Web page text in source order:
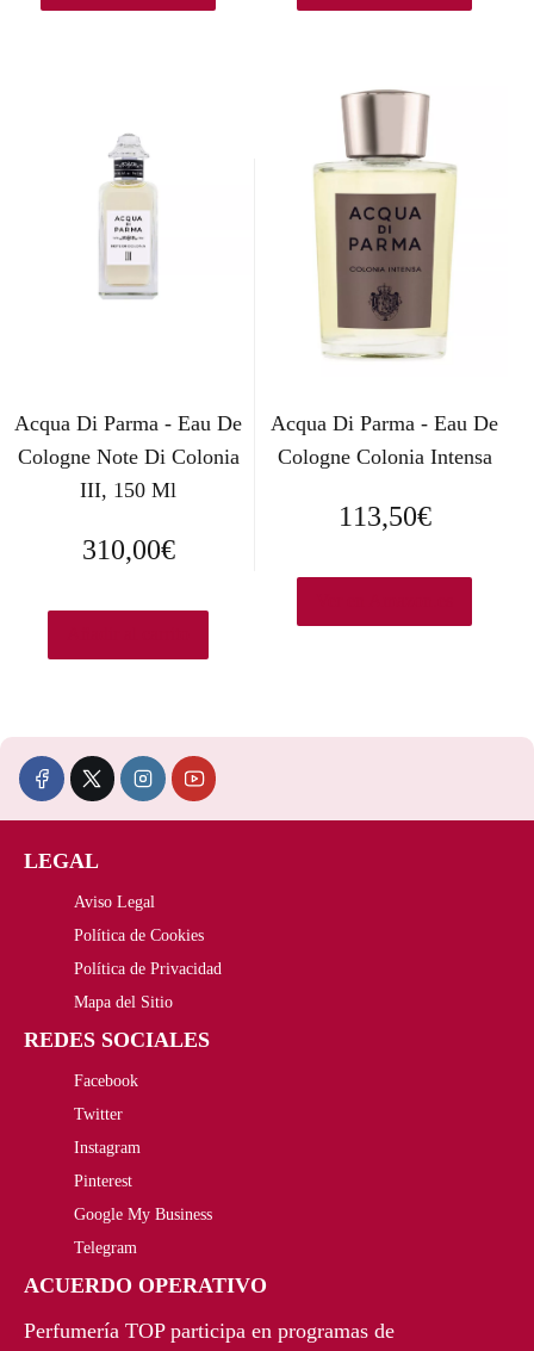
Acqua Di Parma - Eau De
Cologne Note Di Colonia
III, 150 Ml
310,00€
Acqua Di Parma - Eau De
Cologne Colonia Intensa
113,50€
LEGAL
Aviso Legal
Política de Cookies
Política de Privacidad
Mapa del Sitio
REDES SOCIALES
Facebook
Twitter
Instagram
Pinterest
Google My Business
Telegram
ACUERDO OPERATIVO
Perfumería TOP participa en programas de